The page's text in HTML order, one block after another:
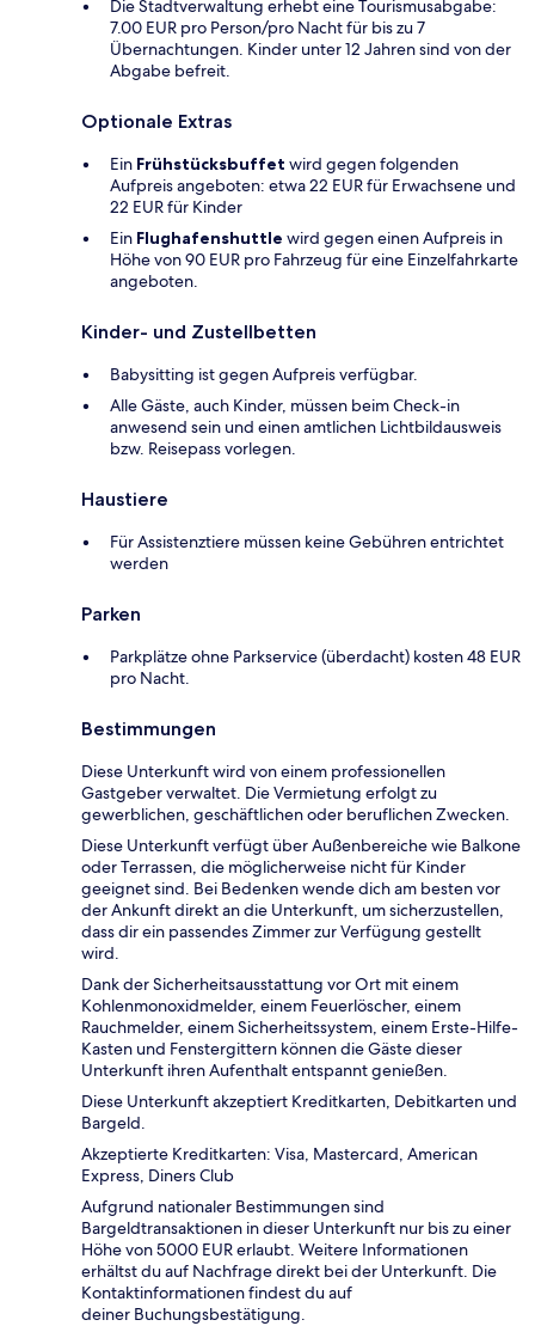
Die Stadtverwaltung erhebt eine Tourismusabgabe:
7.00 EUR pro Person/pro Nacht für bis zu 7
Übernachtungen. Kinder unter 12 Jahren sind von der
Abgabe befreit.
Optionale Extras
Ein Frühstücksbuffet wird gegen folgenden
Aufpreis angeboten: etwa 22 EUR für Erwachsene und
22 EUR für Kinder
Ein Flughafenshuttle wird gegen einen Aufpreis in
Höhe von 90 EUR pro Fahrzeug für eine Einzelfahrkarte
angeboten.
Kinder- und Zustellbetten
Babysitting ist gegen Aufpreis verfügbar.
Alle Gäste, auch Kinder, müssen beim Check-in
anwesend sein und einen amtlichen Lichtbildausweis
bzw. Reisepass vorlegen.
Haustiere
Für Assistenztiere müssen keine Gebühren entrichtet
werden
Parken
Parkplätze ohne Parkservice (überdacht) kosten 48 EUR
pro Nacht.
Bestimmungen
Diese Unterkunft wird von einem professionellen
Gastgeber verwaltet. Die Vermietung erfolgt zu
gewerblichen, geschäftlichen oder beruflichen Zwecken.
Diese Unterkunft verfügt über Außenbereiche wie Balkone
oder Terrassen, die möglicherweise nicht für Kinder
geeignet sind. Bei Bedenken wende dich am besten vor
der Ankunft direkt an die Unterkunft, um sicherzustellen,
dass dir ein passendes Zimmer zur Verfügung gestellt
wird.
Dank der Sicherheitsausstattung vor Ort mit einem
Kohlenmonoxidmelder, einem Feuerlöscher, einem
Rauchmelder, einem Sicherheitssystem, einem Erste-Hilfe-
Kasten und Fenstergittern können die Gäste dieser
Unterkunft ihren Aufenthalt entspannt genießen.
Diese Unterkunft akzeptiert Kreditkarten, Debitkarten und
Bargeld.
Akzeptierte Kreditkarten: Visa, Mastercard, American
Express, Diners Club
Aufgrund nationaler Bestimmungen sind
Bargeldtransaktionen in dieser Unterkunft nur bis zu einer
Höhe von 5000 EUR erlaubt. Weitere Informationen
erhältst du auf Nachfrage direkt bei der Unterkunft. Die
Kontaktinformationen findest du auf
deiner Buchungsbestätigung.